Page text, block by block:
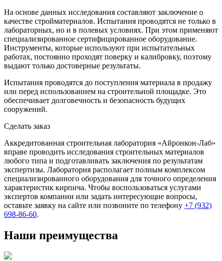
На основе данных исследования составляют заключение о
качестве стройматериалов. Испытания проводятся не только в
лабораторных, но и в полевых условиях. При этом применяют
специализированное сертифицированное оборудование.
Инструменты, которые используют при испытательных
работах, постоянно проходят поверку и калибровку, поэтому
выдают только достоверные результаты.
Испытания проводятся до поступления материала в продажу
или перед использованием на строительной площадке. Это
обеспечивает долговечность и безопасность будущих
сооружений.
Сделать заказ
Аккредитованная строительная лаборатория «Айронкон-Лаб»
вправе проводить исследования строительных материалов
любого типа и подготавливать заключения по результатам
экспертизы. Лаборатория располагает полным комплексом
специализированного оборудования для точного определения
характеристик кирпича. Чтобы воспользоваться услугами
экспертов компании или задать интересующие вопросы,
оставьте заявку на сайте или позвоните по телефону +7 (932)
698-86-60.
Наши преимущества